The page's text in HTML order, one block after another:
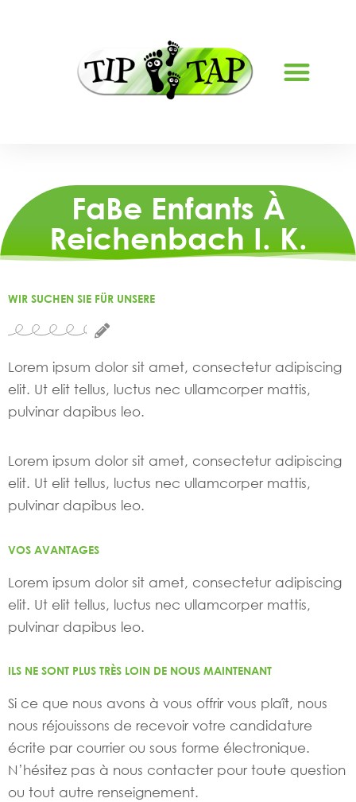
FaBe Enfants À
Reichenbach I. K.
WIR SUCHEN SIE FÜR UNSERE
Lorem ipsum dolor sit amet, consectetur adipiscing
elit. Ut elit tellus, luctus nec ullamcorper mattis,
pulvinar dapibus leo.
Lorem ipsum dolor sit amet, consectetur adipiscing
elit. Ut elit tellus, luctus nec ullamcorper mattis,
pulvinar dapibus leo.
VOS AVANTAGES
Lorem ipsum dolor sit amet, consectetur adipiscing
elit. Ut elit tellus, luctus nec ullamcorper mattis,
pulvinar dapibus leo.
ILS NE SONT PLUS TRÈS LOIN DE NOUS MAINTENANT
Si ce que nous avons à vous offrir vous plaît, nous
nous réjouissons de recevoir votre candidature
écrite par courrier ou sous forme électronique.
N’hésitez pas à nous contacter pour toute question
ou tout autre renseignement.